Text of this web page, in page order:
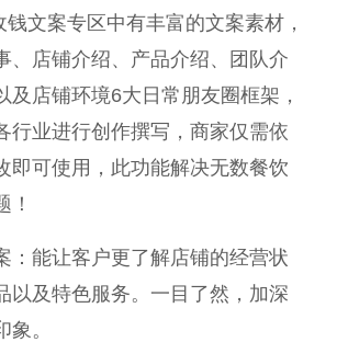
文案专区中有丰富的文案素材，
、店铺介绍、产品介绍、团队介
及店铺环境6大日常朋友圈框架，
行业进行创作撰写，商家仅需依
即可使用，此功能解决无数餐饮
！
能让客户更了解店铺的经营状
以及特色服务。一目了然，加深
。